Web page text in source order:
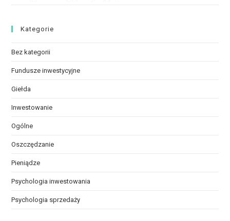
Kategorie
Bez kategorii
Fundusze inwestycyjne
Giełda
Inwestowanie
Ogólne
Oszczędzanie
Pieniądze
Psychologia inwestowania
Psychologia sprzedaży